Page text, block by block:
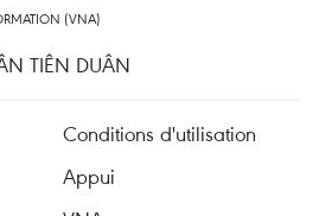
(VNA)
TIÊN DUÂN
Conditions d'utilisation
Appui